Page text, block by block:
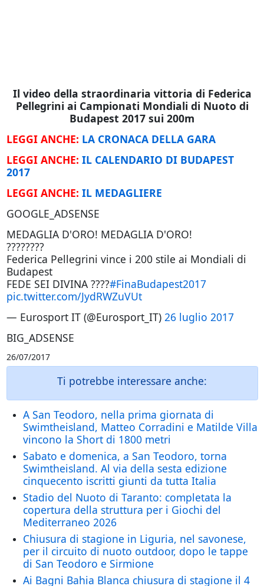
Il video della straordinaria vittoria di Federica
Pellegrini ai Campionati Mondiali di Nuoto di
Budapest 2017 sui 200m
LEGGI ANCHE: LA CRONACA DELLA GARA
LEGGI ANCHE: IL CALENDARIO DI BUDAPEST
2017
LEGGI ANCHE: IL MEDAGLIERE
GOOGLE_ADSENSE
MEDAGLIA D'ORO! MEDAGLIA D'ORO!
????????
Federica Pellegrini vince i 200 stile ai Mondiali di
Budapest
FEDE SEI DIVINA ????#FinaBudapest2017
pic.twitter.com/JydRWZuVUt
— Eurosport IT (@Eurosport_IT) 26 luglio 2017
BIG_ADSENSE
26/07/2017
Ti potrebbe interessare anche:
A San Teodoro, nella prima giornata di
Swimtheisland, Matteo Corradini e Matilde Villa
vincono la Short di 1800 metri
Sabato e domenica, a San Teodoro, torna
Swimtheisland. Al via della sesta edizione
cinquecento iscritti giunti da tutta Italia
Stadio del Nuoto di Taranto: completata la
copertura della struttura per i Giochi del
Mediterraneo 2026
Chiusura di stagione in Liguria, nel savonese,
per il circuito di nuoto outdoor, dopo le tappe
di San Teodoro e Sirmione
Ai Bagni Bahia Blanca chiusura di stagione il 4